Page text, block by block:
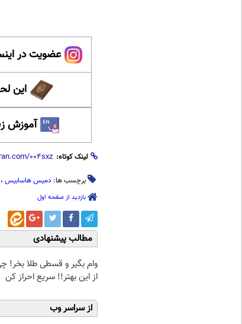
عضویت در
این
آموزش
لینک کوتاه:
برچسب ها: دمیس هاسابیس ،
بازدید از صفحه اول
مطالب پیشنهادی
وام بگیر و قسطی طلا بخر!
از این بهتر!! سریع احراز کن
از سراسر وب